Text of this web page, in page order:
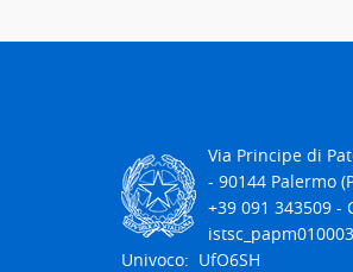
Via Principe di
- 90144 Palermo
+39 091 343509 -
Univoco: UfO6SH